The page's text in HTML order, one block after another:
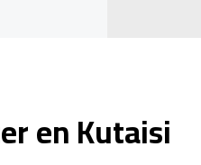
en Kutaisi